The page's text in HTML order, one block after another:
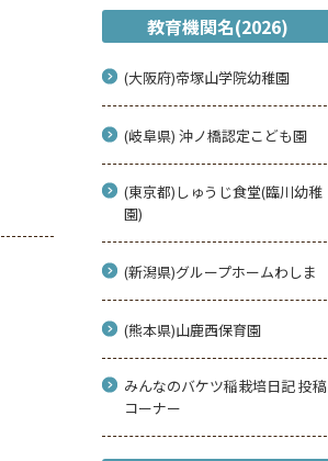
教育機関名(2026)
(大阪府)帝塚山学院幼稚園
(岐阜県) 沖ノ橋認定こども園
(東京都)しゅうじ食堂(臨川幼稚
園)
(新潟県)グループホームわしま
(熊本県)山鹿西保育園
みんなのバケツ稲栽培日記 投稿
コーナー